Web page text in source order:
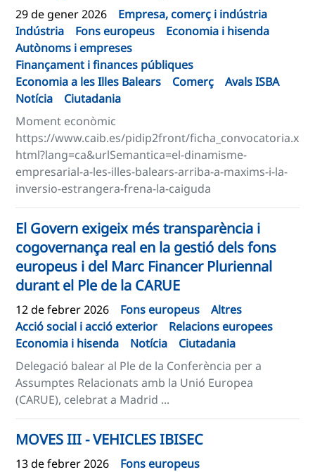
29 de gener 2026
Empresa, comerç i indústria
Indústria
Fons europeus
Economia i hisenda
Autònoms i empreses
Finançament i finances públiques
Economia a les Illes Balears
Comerç
Avals ISBA
Notícia
Ciutadania
Moment econòmic
https://www.caib.es/pidip2front/ficha_convocatoria.x
html?lang=ca&urlSemantica=el-dinamisme-
empresarial-a-les-illes-balears-arriba-a-maxims-i-la-
inversio-estrangera-frena-la-caiguda
El Govern exigeix més transparència i
cogovernança real en la gestió dels fons
europeus i del Marc Financer Pluriennal
durant el Ple de la CARUE
12 de febrer 2026 Fons europeus
Altres
Acció social i acció exterior
Relacions europees
Economia i hisenda
Notícia
Ciutadania
Delegació balear al Ple de la Conferència per a
Assumptes Relacionats amb la Unió Europea
(CARUE), celebrat a Madrid ...
MOVES III - VEHICLES IBISEC
13 de febrer 2026
Fons europeus